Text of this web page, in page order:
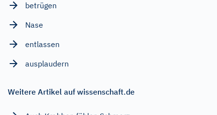
betrügen
Nase
entlassen
ausplaudern
Weitere Artikel auf wissenschaft.de